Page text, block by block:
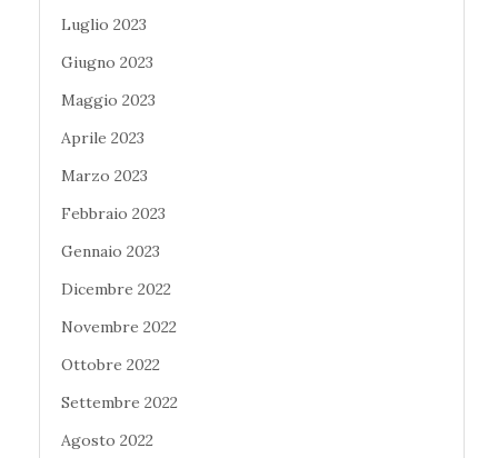
Luglio 2023
Giugno 2023
Maggio 2023
Aprile 2023
Marzo 2023
Febbraio 2023
Gennaio 2023
Dicembre 2022
Novembre 2022
Ottobre 2022
Settembre 2022
Agosto 2022